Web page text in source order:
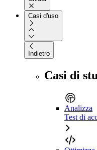
Casi d'uso
Indietro
Casi di
Analizza
Test di